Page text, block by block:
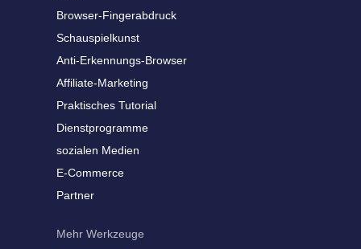
Browser-Fingerabdruck
Schauspielkunst
Anti-Erkennungs-Browser
Affiliate-Marketing
Praktisches Tutorial
Dienstprogramme
sozialen Medien
E-Commerce
Partner
Mehr Werkzeuge